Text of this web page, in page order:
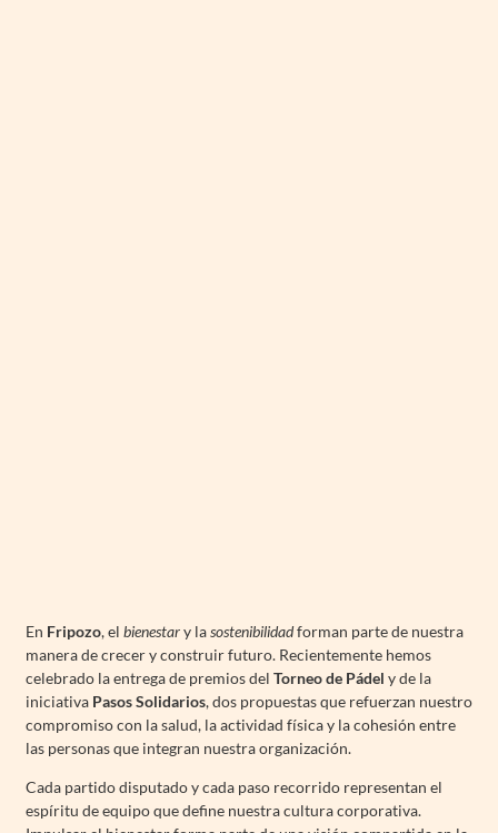
En Fripozo, el bienestary lasostenibilidadforman parte de nuestra
manera de crecer y construir futuro. Recientemente hemos
celebrado la entrega de premios del Torneo de Pádel y de la
iniciativa Pasos Solidarios, dos propuestas que refuerzan nuestro
compromiso con la salud, la actividad física y la cohesión entre
las personas que integran nuestra organización.
Cada partido disputado y cada paso recorrido representan el
espíritu de equipo que define nuestra cultura corporativa.